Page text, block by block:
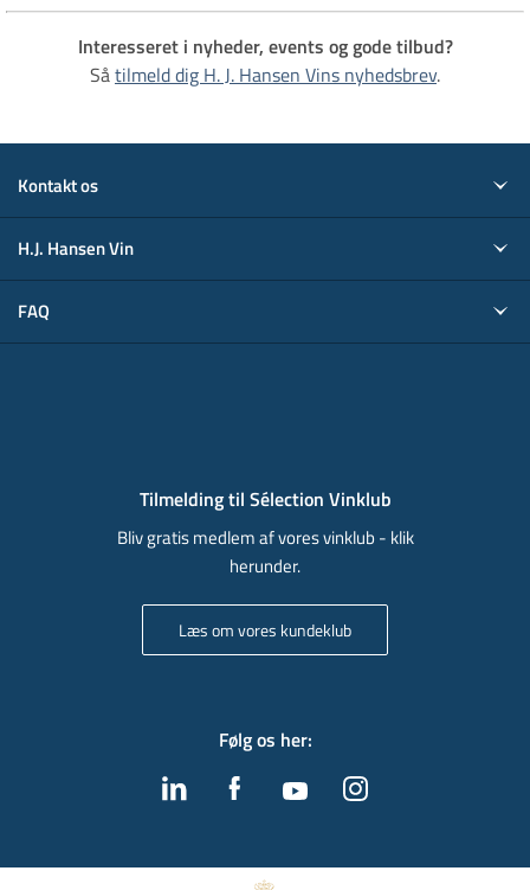
Interesseret i nyheder, events og gode tilbud?
Såtilmeld dig H. J. Hansen Vins nyhedsbrev.
Kontakt os
H.J. Hansen Vin
FAQ
Tilmelding til Sélection Vinklub
Bliv gratis medlem af vores vinklub - klik
herunder.
Læs om vores kundeklub
Følg os her: